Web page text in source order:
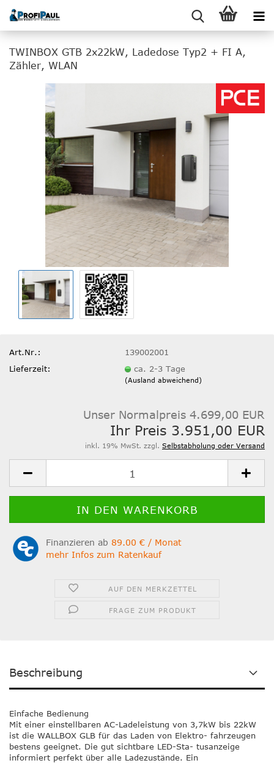
TWINBOX GTB 2x22kW, Ladedose Typ2 + FI A,
Zähler, WLAN
Art.Nr.:
139002001
Lieferzeit:
ca. 2-3 Tage
(Ausland abweichend)
Unser Normalpreis 4.699,00 EUR
Ihr Preis 3.951,00 EUR
inkl. 19% MwSt. zzgl. Selbstabholung oder Versand
Finanzieren ab 89.00 € / Monat
mehr Infos zum Ratenkauf
AUF DEN MERKZETTEL
FRAGE ZUM PRODUKT
Beschreibung
Einfache Bedienung
Mit einer einstellbaren AC-Ladeleistung von 3,7kW bis 22kW
ist die WALLBOX GLB für das Laden von Elektro- fahrzeugen
bestens geeignet. Die gut sichtbare LED-Sta- tusanzeige
informiert perfekt über alle Ladezustände. Ein